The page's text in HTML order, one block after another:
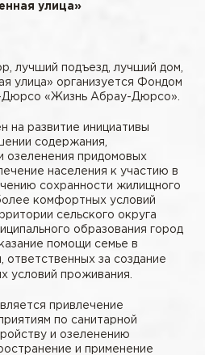
улица»
лучший подъезд, лучший дом,
улица» организуется Фондом
Дюрсо «Жизнь Абрау-Дюрсо».
на развитие инициативы
содержания,
озеленения придомовых
населения к участию в
сохранности жилищного
комфортных условий
сельского округа
образования город
помощи семье в
ответственных за создание
условий проживания.
привлечение
по санитарной
и озеленению
и применение